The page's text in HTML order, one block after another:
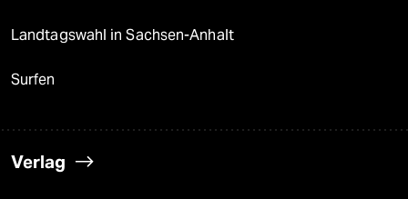
Landtagswahl in Sachsen-Anhalt
Surfen
Verlag